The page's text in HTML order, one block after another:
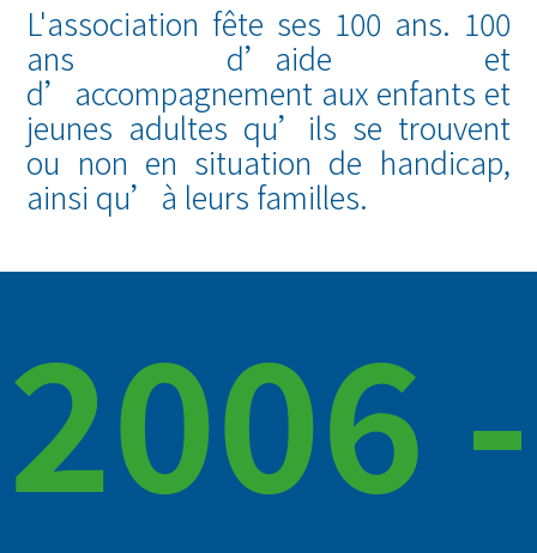
L'association fête ses 100 ans. 100
ans d’aide et
d’accompagnement aux enfants et
jeunes adultes qu’ils se trouvent
ou non en situation de handicap,
ainsi qu’à leurs familles.
2006 -